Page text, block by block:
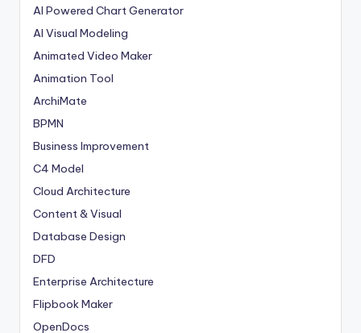
AI Powered Chart Generator
AI Visual Modeling
Animated Video Maker
Animation Tool
ArchiMate
BPMN
Business Improvement
C4 Model
Cloud Architecture
Content & Visual
Database Design
DFD
Enterprise Architecture
Flipbook Maker
OpenDocs